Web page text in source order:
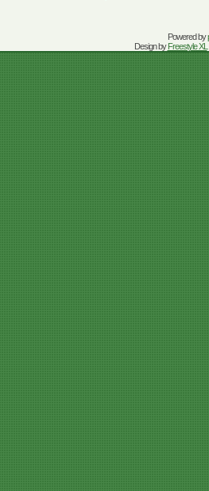
Powered by
Design byFreestyle XL